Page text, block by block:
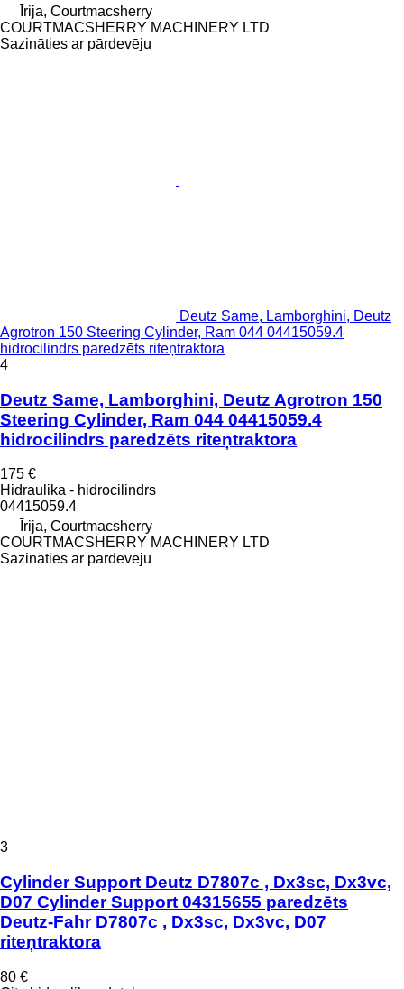
Īrija, Courtmacsherry
COURTMACSHERRY MACHINERY LTD
Sazināties ar pārdevēju
Deutz Same, Lamborghini, Deutz
Agrotron 150 Steering Cylinder, Ram 044 04415059.4
hidrocilindrs paredzēts riteņtraktora
4
Deutz Same, Lamborghini, Deutz Agrotron 150
Steering Cylinder, Ram 044 04415059.4
hidrocilindrs paredzēts riteņtraktora
175 €
Hidraulika - hidrocilindrs
04415059.4
Īrija, Courtmacsherry
COURTMACSHERRY MACHINERY LTD
Sazināties ar pārdevēju
3
Cylinder Support Deutz D7807c , Dx3sc, Dx3vc,
D07 Cylinder Support 04315655 paredzēts
Deutz-Fahr D7807c , Dx3sc, Dx3vc, D07
riteņtraktora
80 €